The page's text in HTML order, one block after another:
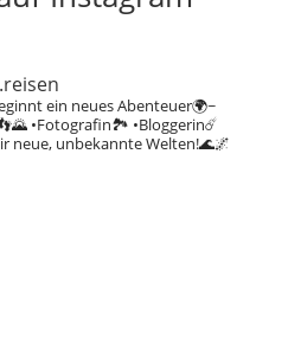
ein neues Abenteuer🌍~
•Fotografin🏞️ •Bloggerin☄️
neue, unbekannte Welten!🌊🌌